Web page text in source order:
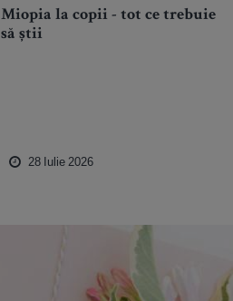
Miopia la copii - tot ce trebuie
să știi
28 Iulie 2026